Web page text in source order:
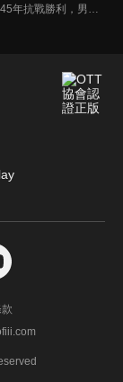
1945年抗戰勝利，男人們的戰爭結束了，女人們的才開始。朱青，師娘，小周，三個女人，雖然曾相互背叛、傷害，但依然守著對方那臉上淡去的紅妝及滄桑…血灑藍天的男人看不到為之奮戰的王朝，城邑傾滅後的殘恒，女人才能得見，才是見證…